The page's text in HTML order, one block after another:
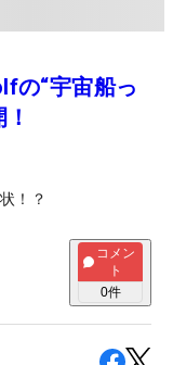
の“宇宙船っ
！？
コメン
ト
0件